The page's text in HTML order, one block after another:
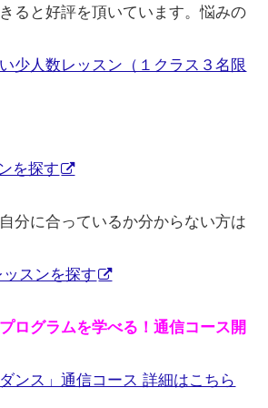
ると好評を頂いています。悩みの
少人数レッスン（１クラス３名限
を探す
分に合っているか分からない方は
スンを探す
ログラムを学べる！通信コース開
ンス」通信コース 詳細はこちら